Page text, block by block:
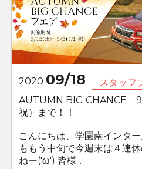
2020 09/18
スタッフ
AUTUMN BIG CHANCE 9
祝）まで！！
こんにちは、学園南インタ
ももう中旬で今週末は４連
ねー('ω') 皆様...